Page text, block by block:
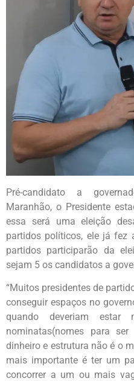
Pré-candidato a
Maranhão, o Presidente
essa será uma eleição
partidos políticos, ele já fez
partidos participarão da
sejam 5 os candidatos a
“Muitos presidentes de
conseguir espaços no
quando deveriam estar
nominatas(nomes para
dinheiro e estrutura não é o
mais importante é ter um
concorrer a um ou mais